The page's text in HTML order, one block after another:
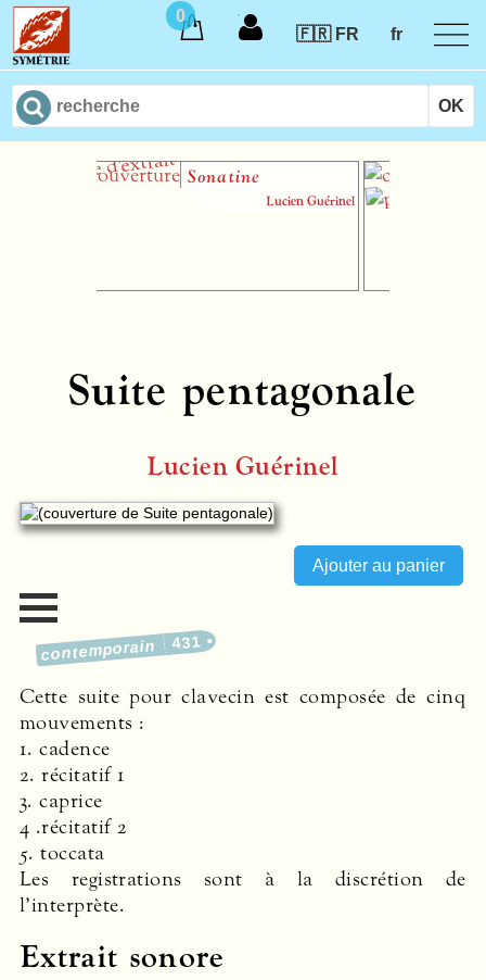
0
🇫🇷 FR
fr
Sonatine
Lucien Guérinel
Suite pentagonale
Lucien Guérinel
contemporain 431
Cette suite pour clavecin est composée de cinq
mouvements :
1. cadence
2. récitatif 1
3. caprice
4 .récitatif 2
5. toccata
Les registrations sont à la discrétion de
l’interprète.
Extrait sonore